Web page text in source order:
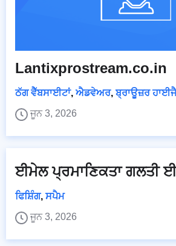
Lantixprostream.co.in
ਠੱਗ ਵੈੱਬਸਾਈਟਾਂ, ਐਡਵੇਅਰ,ਬ੍ਰਾਊਜ਼ਰ
ਜੂਨ 3, 2026
ਈਮੇਲ ਪ੍ਰਮਾਣਿਕਤਾ ਗਲਤੀ
ਫਿਸ਼ਿੰਗ, ਸਪੈਮ
ਜੂਨ 3, 2026